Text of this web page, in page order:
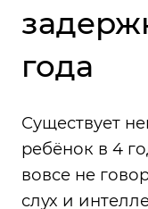
года
Существует
ребёнок в 4
вовсе не
слух и